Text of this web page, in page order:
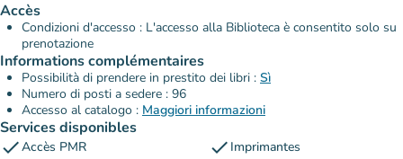
Accès
Condizioni d'accesso : L'accesso alla Biblioteca è consentito solo su
prenotazione
Informations complémentaires
Possibilità di prendere in prestito dei libri : Sì
Numero di posti a sedere : 96
Accesso al catalogo : Maggiori informazioni
Services disponibles
checkAccès PMR check Imprimantes